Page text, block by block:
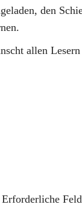
den
allen
Erforderliche